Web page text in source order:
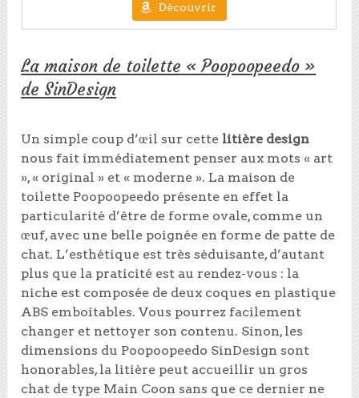
Découvrir
La maison de toilette « Poopoopeedo »
de SinDesign
Un simple coup d’œil sur cette litière design
nous fait immédiatement penser aux mots « art
», « original » et « moderne ». La maison de
toilette Poopoopeedo présente en effet la
particularité d’être de forme ovale, comme un
œuf, avec une belle poignée en forme de patte de
chat. L’esthétique est très séduisante, d’autant
plus que la praticité est au rendez-vous : la
niche est composée de deux coques en plastique
ABS emboîtables. Vous pourrez facilement
changer et nettoyer son contenu. Sinon, les
dimensions du Poopoopeedo SinDesign sont
honorables, la litière peut accueillir un gros
chat de type Main Coon sans que ce dernier ne